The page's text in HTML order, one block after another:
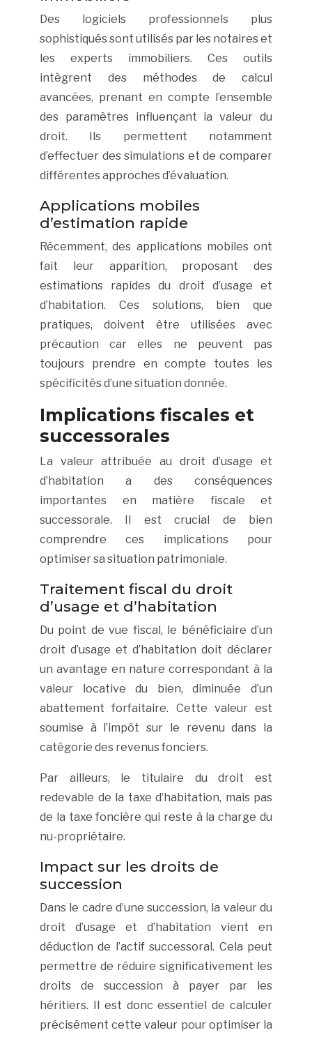
Des logiciels professionnels plus
sophistiqués sont utilisés par les notaires et
les experts immobiliers. Ces outils
intègrent des méthodes de calcul
avancées, prenant en compte l’ensemble
des paramètres influençant la valeur du
droit. Ils permettent notamment
d’effectuer des simulations et de comparer
différentes approches d’évaluation.
Applications mobiles
d’estimation rapide
Récemment, des applications mobiles ont
fait leur apparition, proposant des
estimations rapides du droit d’usage et
d’habitation. Ces solutions, bien que
pratiques, doivent être utilisées avec
précaution car elles ne peuvent pas
toujours prendre en compte toutes les
spécificités d’une situation donnée.
Implications fiscales et
successorales
La valeur attribuée au droit d’usage et
d’habitation a des conséquences
importantes en matière fiscale et
successorale. Il est crucial de bien
comprendre ces implications pour
optimiser sa situation patrimoniale.
Traitement fiscal du droit
d’usage et d’habitation
Du point de vue fiscal, le bénéficiaire d’un
droit d’usage et d’habitation doit déclarer
un avantage en nature correspondant à la
valeur locative du bien, diminuée d’un
abattement forfaitaire. Cette valeur est
soumise à l’impôt sur le revenu dans la
catégorie des revenus fonciers.
Par ailleurs, le titulaire du droit est
redevable de la taxe d’habitation, mais pas
de la taxe foncière qui reste à la charge du
nu-propriétaire.
Impact sur les droits de
succession
Dans le cadre d’une succession, la valeur du
droit d’usage et d’habitation vient en
déduction de l’actif successoral. Cela peut
permettre de réduire significativement les
droits de succession à payer par les
héritiers. Il est donc essentiel de calculer
précisément cette valeur pour optimiser la